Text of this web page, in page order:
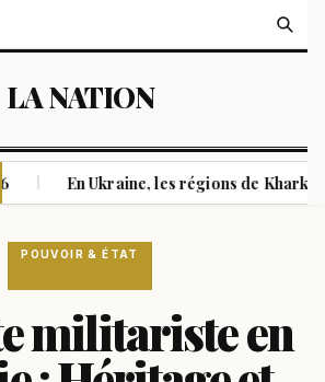
LA NATION
En Ukraine, les régions de Kharkiv et
POUVOIR & ÉTAT
militariste en